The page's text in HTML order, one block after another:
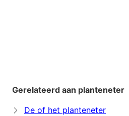
Gerelateerd aan planteneter
De of het planteneter